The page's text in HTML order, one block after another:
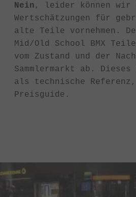
Nein , leider können wir
Wertschätzungen für
alte Teile vornehmen.
Mid/Old School BMX
vom Zustand und der
Sammlermarkt ab. Dieses
als technische
Preisguide.